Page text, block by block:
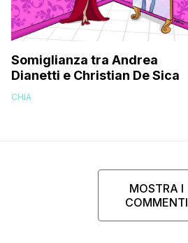
Somiglianza tra Andrea
Dianetti e Christian De Sica
CHIA
MOSTRA I
COMMENTI